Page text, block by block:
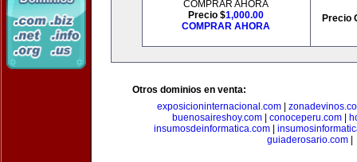
COMPRAR AHORA
Precio $1,000.00
COMPRAR AHORA
Precio
Otros dominios en venta:
exposicioninternacional.com
buenosaireshoy.com| conoceperu.com|
insumosdeinformatica.com|
guiaderosario.com